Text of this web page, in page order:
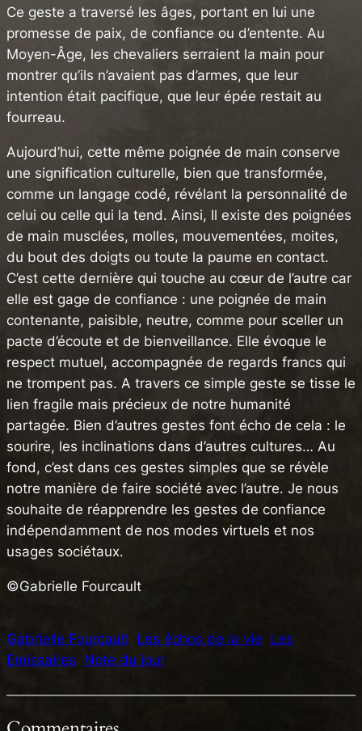
Ce geste a traversé les âges, portant en lui une
promesse de paix, de confiance ou d’entente. Au
Moyen-Âge, les chevaliers serraient la main pour
montrer qu’ils n’avaient pas d’armes, que leur
intention était pacifique, que leur épée restait au
fourreau.
Aujourd’hui, cette même poignée de main conserve
une signification culturelle, bien que transformée,
comme un langage codé, révélant la personnalité de
celui ou celle qui la tend. Ainsi, Il existe des poignées
de main musclées, molles, mouvementées, moites,
du bout des doigts ou toute la paume en contact.
C’est cette dernière qui touche au cœur de l’autre car
elle est gage de confiance : une poignée de main
contenante, paisible, neutre, comme pour sceller un
pacte d’écoute et de bienveillance. Elle évoque le
respect mutuel, accompagnée de regards francs qui
ne trompent pas. A travers ce simple geste se tisse le
lien fragile mais précieux de notre humanité
partagée. Bien d’autres gestes font écho de cela : le
sourire, les inclinations dans d’autres cultures… Au
fond, c’est dans ces gestes simples que se révèle
notre manière de faire société avec l’autre. Je nous
souhaite de réapprendre les gestes de confiance
indépendamment de nos modes virtuels et nos
usages sociétaux.
©Gabrielle Fourcault
Gabrielle Fourcault Les échos de la vie Les
Emissaires Note du jour